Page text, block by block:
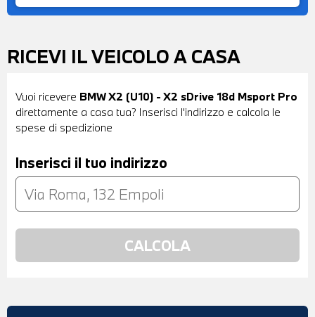
RICEVI IL VEICOLO A CASA
Vuoi ricevere BMW X2 (U10) - X2 sDrive 18d Msport Pro
direttamente a casa tua? Inserisci l'indirizzo e calcola le
spese di spedizione
Inserisci il tuo indirizzo